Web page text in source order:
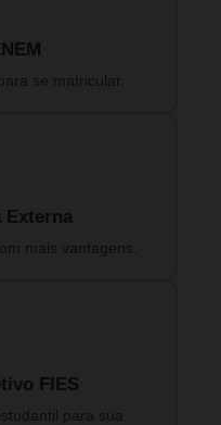
se matricular.
Externa
mais vantagens.
FIES
para sua